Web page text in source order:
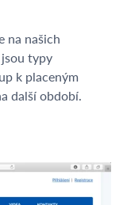
na našich
typy
k placeným
další období.